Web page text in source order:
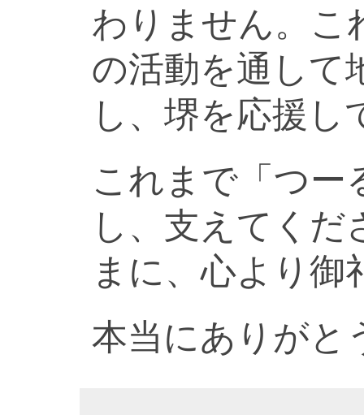
わりません。こ
の活動を通して
し、堺を応援し
これまで「つー
し、支えてく
まに、心より御
本当にありがと